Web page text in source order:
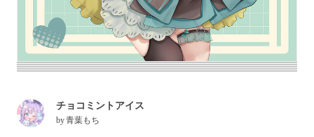
チョコミントアイス
by青葉もち